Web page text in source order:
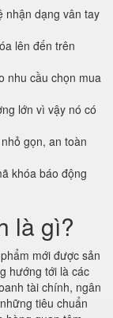
nhận dạng vân tay
lên đến trên
nhu cầu chọn mua
lớn vì vậy nó có
gọn, an toàn
khóa báo động
là gì?
mới được sản
hướng tới là các
tài chính, ngân
tiêu chuẩn